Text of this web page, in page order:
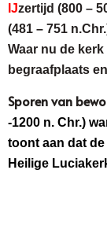
IJzertijd (800 –
(481 – 751
Waar nu de
begraafplaats
Sporen van
-1200 n. Chr.)
toont aan dat
Heilige